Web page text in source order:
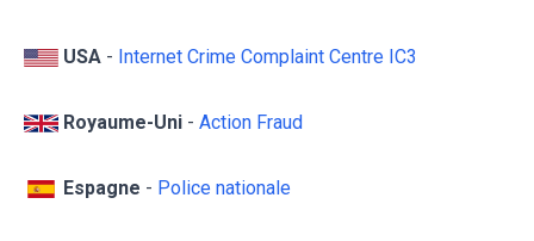
USA - Internet Crime Complaint Centre IC3
Royaume-Uni - Action Fraud
Espagne - Police nationale